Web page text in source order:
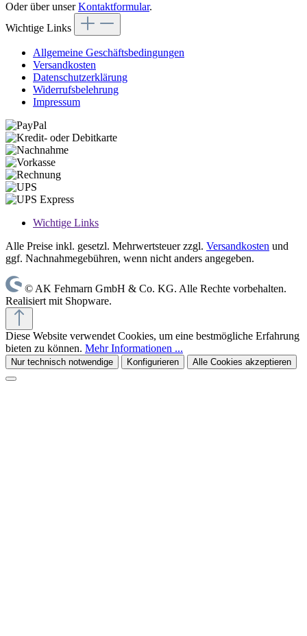
Oder über unserKontaktformular.
Wichtige Links
Allgemeine Geschäftsbedingungen
Versandkosten
Datenschutzerklärung
Widerrufsbelehrung
Impressum
Wichtige Links
Alle Preise inkl. gesetzl. Mehrwertsteuer zzgl. Versandkosten und
ggf. Nachnahmegebühren, wenn nicht anders angegeben.
© AK Fehmarn GmbH & Co. KG. Alle Rechte vorbehalten.
Realisiert mit Shopware.
Diese Website verwendet Cookies, um eine bestmögliche Erfahrung
bieten zu können. Mehr Informationen ...
Nur technisch notwendige Konfigurieren Alle Cookies akzeptieren